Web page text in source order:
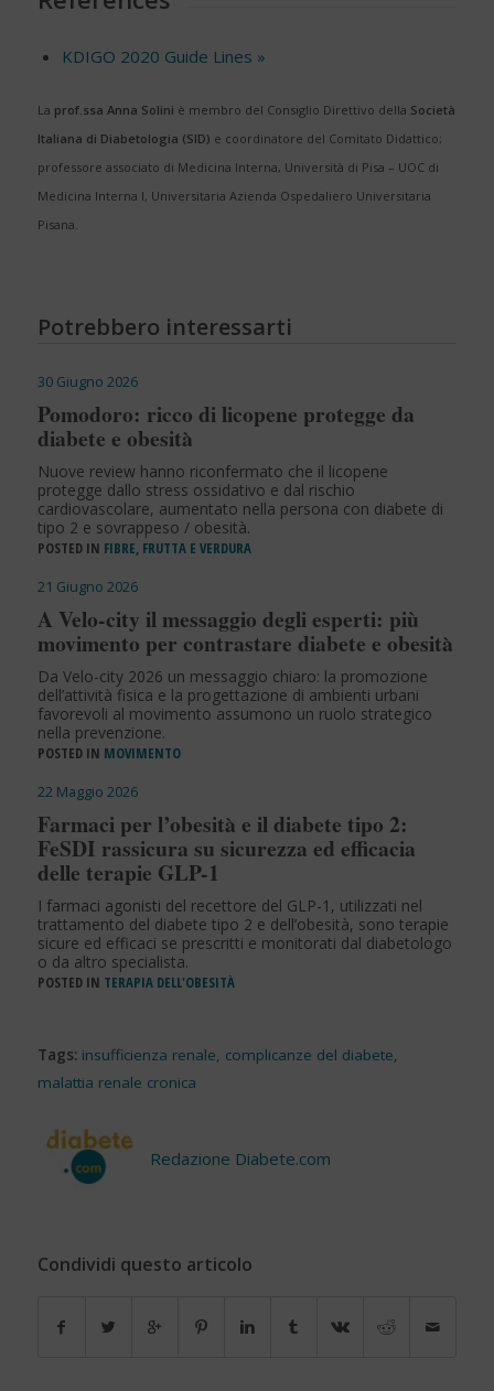
KDIGO 2020 Guide Lines »
La prof.ssa Anna Solini è membro del Consiglio Direttivo della Società
Italiana di Diabetologia (SID) e coordinatore del Comitato Didattico;
professore associato di Medicina Interna, Università di Pisa – UOC di
Medicina Interna I, Universitaria Azienda Ospedaliero Universitaria
Pisana.
Potrebbero interessarti
30 Giugno 2026
Pomodoro: ricco di licopene protegge da
diabete e obesità
Nuove review hanno riconfermato che il licopene
protegge dallo stress ossidativo e dal rischio
cardiovascolare, aumentato nella persona con diabete di
tipo 2 e sovrappeso / obesità.
POSTED IN FIBRE, FRUTTA E VERDURA
21 Giugno 2026
A Velo-city il messaggio degli esperti: più
movimento per contrastare diabete e obesità
Da Velo-city 2026 un messaggio chiaro: la promozione
dell’attività fisica e la progettazione di ambienti urbani
favorevoli al movimento assumono un ruolo strategico
nella prevenzione.
POSTED IN MOVIMENTO
22 Maggio 2026
Farmaci per l’obesità e il diabete tipo 2:
FeSDI rassicura su sicurezza ed efficacia
delle terapie GLP-1
I farmaci agonisti del recettore del GLP-1, utilizzati nel
trattamento del diabete tipo 2 e dell’obesità, sono terapie
sicure ed efficaci se prescritti e monitorati dal diabetologo
o da altro specialista.
POSTED IN TERAPIA DELL'OBESITÀ
Tags: insufficienza renale, complicanze del diabete,
malattia renale cronica
Redazione Diabete.com
Condividi questo articolo